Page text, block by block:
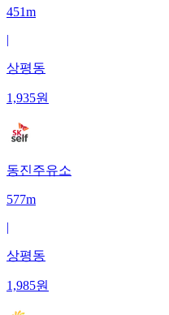
451m
|
상평동
1,935원
동진주유소
577m
|
상평동
1,985원